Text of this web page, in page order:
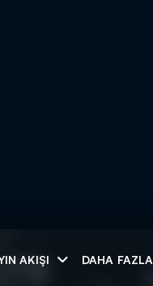
AKIŞI DAHA FAZLA